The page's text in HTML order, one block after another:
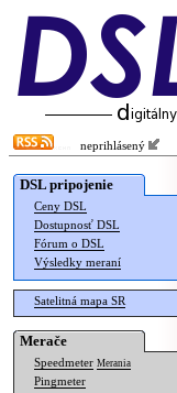
neprihlásený
DSL pripojenie
Ceny DSL
Dostupnosť DSL
Fórum o DSL
Výsledky meraní
Satelitná mapa SR
Merače
Speedmeter Merania
Pingmeter